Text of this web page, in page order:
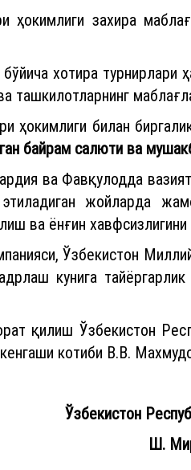
захира
хотира
ташкилотларнинг
ҳокимлиги билан
байрам салюти ва
ва Фавқулодда
жойларда
ва ёнғин
Ўзбекистон
кунига
қилиш Ўзбекистон
котиби В.В.
Ўзбекистон
Ш.